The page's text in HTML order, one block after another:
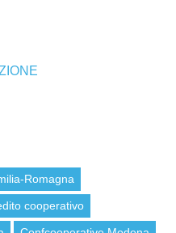
Romagna
cooperativo